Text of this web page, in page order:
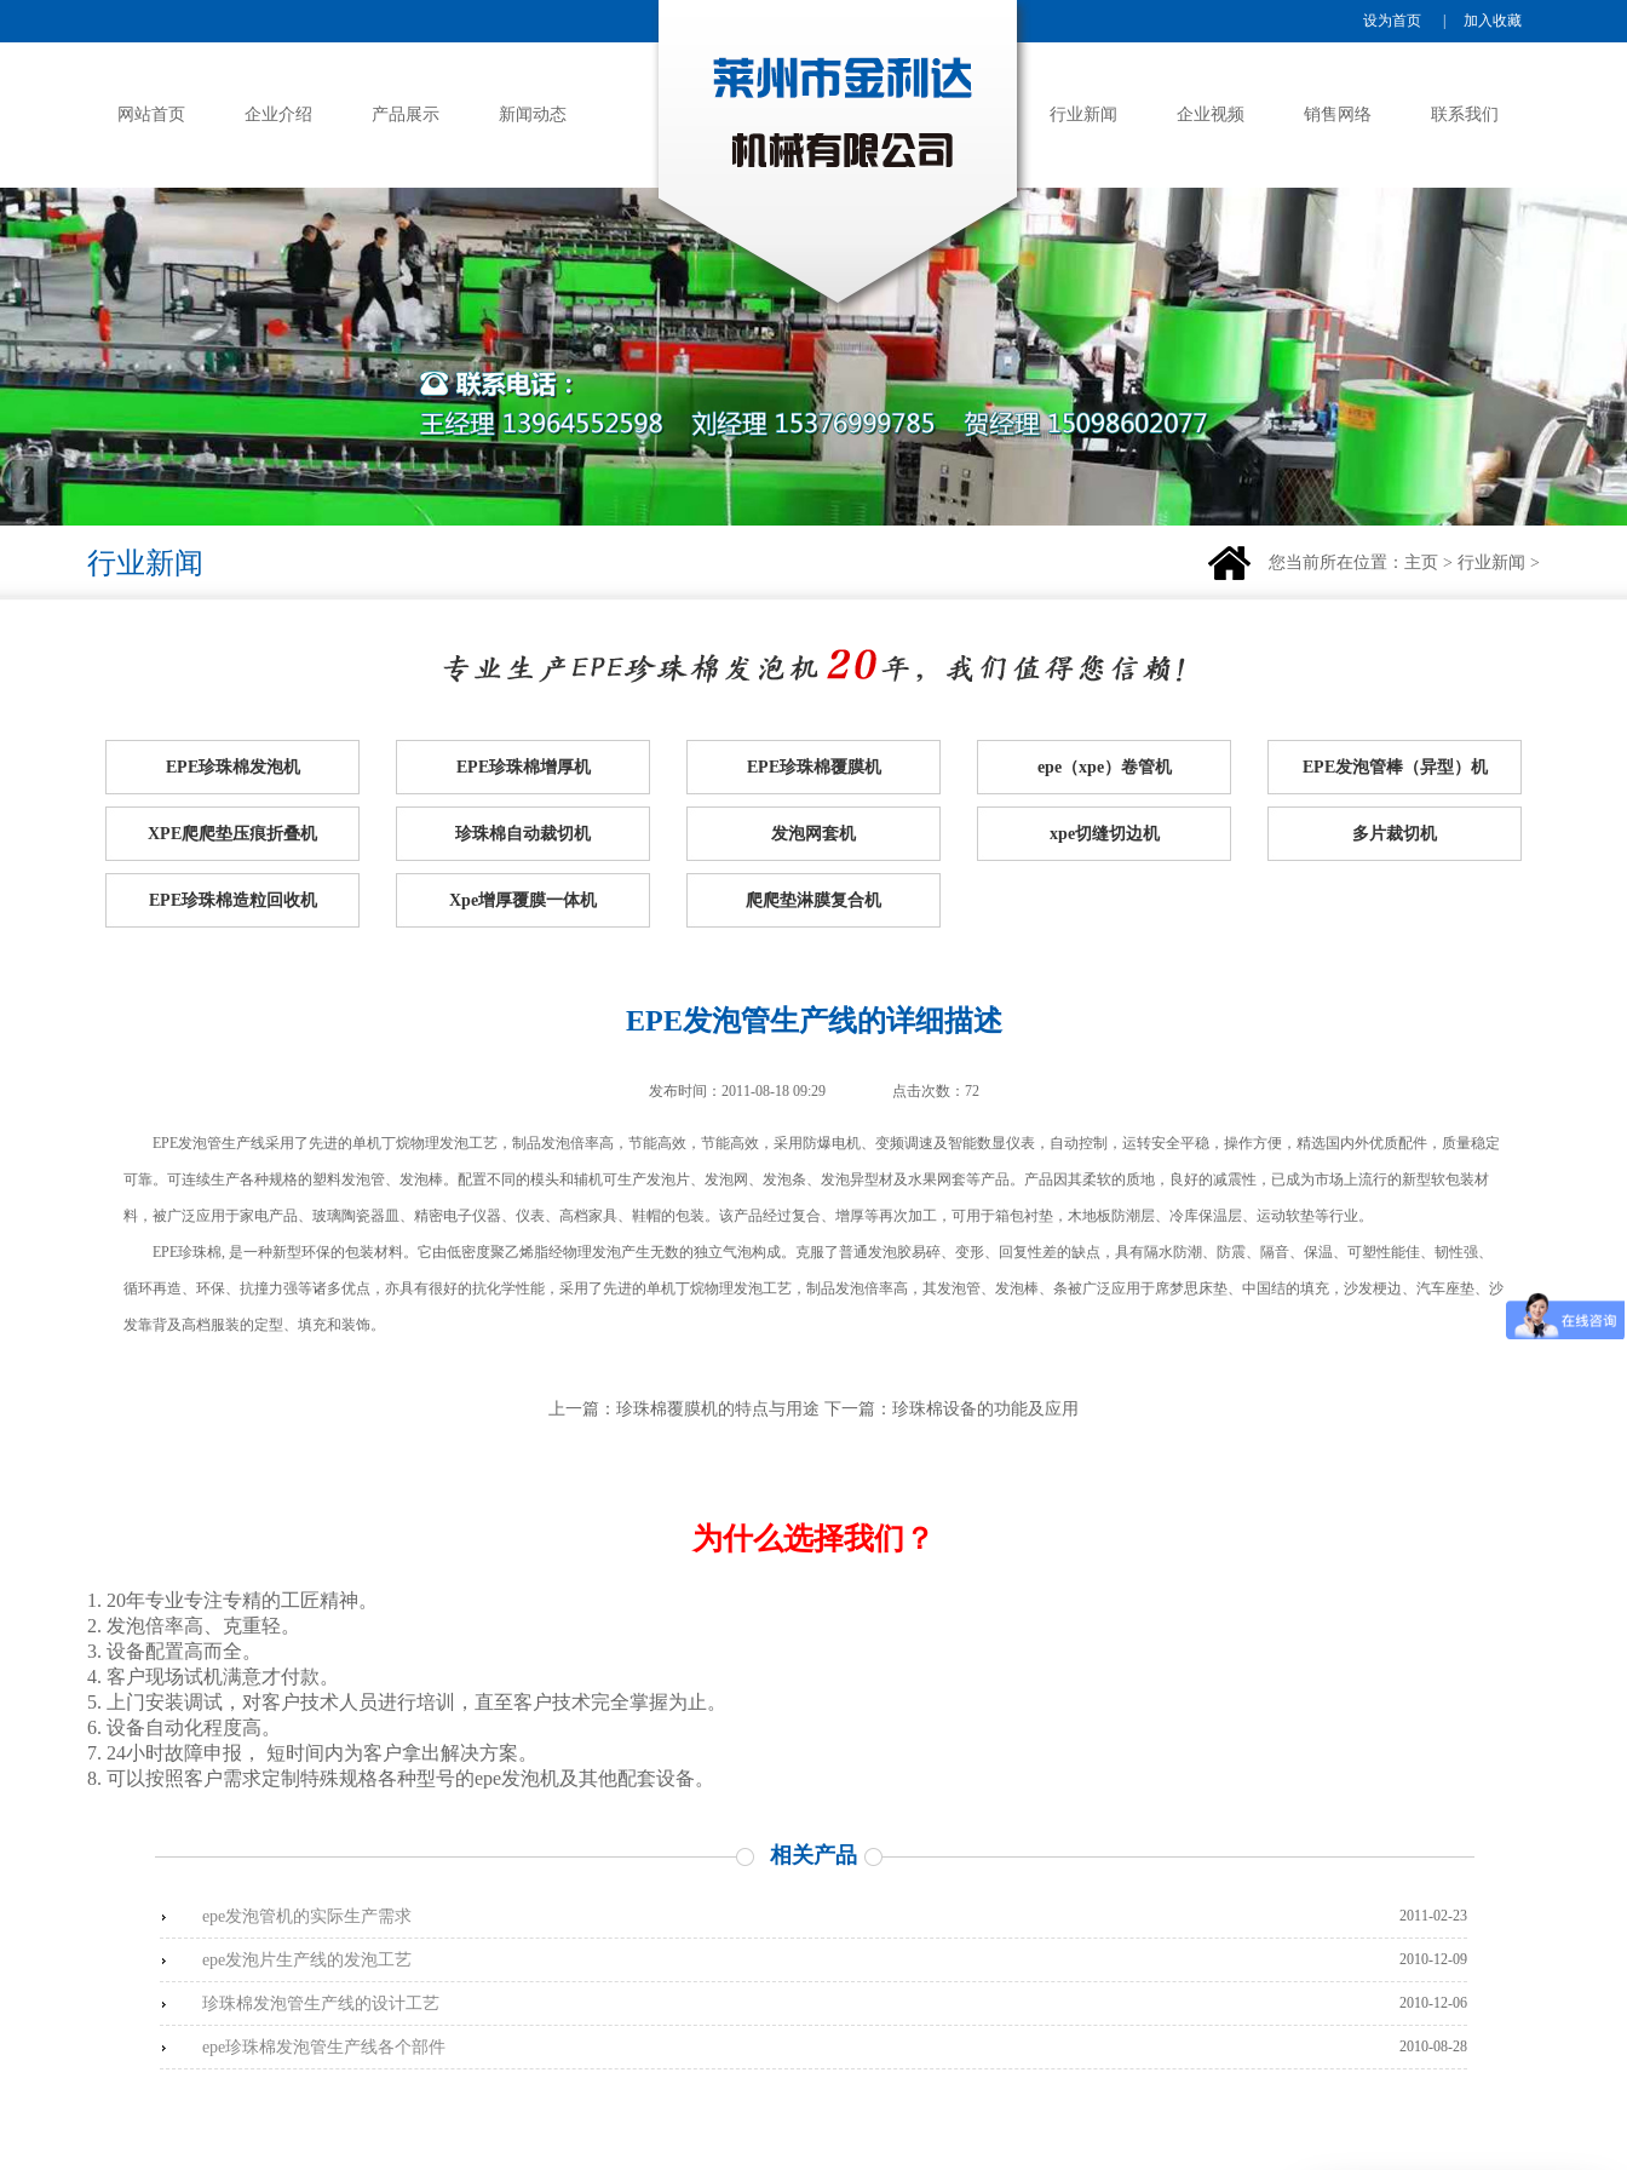
设为首页 加入收藏
网站首页 企业介绍 产品展示 新闻动态 行业新闻 企业视频 销售网络 联系我们
行业新闻 您当前所在位置： 主页 > 行业新闻 >
EPE珍珠棉发泡机 EPE珍珠棉增厚机 EPE珍珠棉覆膜机 epe（xpe）卷管机 EPE发泡管棒（异型）机
XPE爬爬垫压痕折叠机 珍珠棉自动裁切机 发泡网套机 xpe切缝切边机 多片裁切机
EPE珍珠棉造粒回收机 Xpe增厚覆膜一体机 爬爬垫淋膜复合机
EPE发泡管生产线的详细描述
发布时间：2011-08-18 09:29 点击次数：72
EPE发泡管生产线采用了先进的单机丁烷物理发泡工艺，制品发泡倍率高，节能高效，节能高效，采用防爆电机、变频调速及智能数显仪表，自动控制，运转安全平稳，操作方便，精选国内外优质配件，质量稳定
可靠。可连续生产各种规格的塑料发泡管、发泡棒。配置不同的模头和辅机可生产发泡片、发泡网、发泡条、发泡异型材及水果网套等产品。产品因其柔软的质地，良好的减震性，已成为市场上流行的新型软包装材
料，被广泛应用于家电产品、玻璃陶瓷器皿、精密电子仪器、仪表、高档家具、鞋帽的包装。该产品经过复合、增厚等再次加工，可用于箱包衬垫，木地板防潮层、冷库保温层、运动软垫等行业。
EPE珍珠棉, 是一种新型环保的包装材料。它由低密度聚乙烯脂经物理发泡产生无数的独立气泡构成。克服了普通发泡胶易碎、变形、回复性差的缺点，具有隔水防潮、防震、隔音、保温、可塑性能佳、韧性强、
循环再造、环保、抗撞力强等诸多优点，亦具有很好的抗化学性能，采用了先进的单机丁烷物理发泡工艺，制品发泡倍率高，其发泡管、发泡棒、条被广泛应用于席梦思床垫、中国结的填充，沙发梗边、汽车座垫、沙
发靠背及高档服装的定型、填充和装饰。
上一篇： 珍珠棉覆膜机的特点与用途 下一篇： 珍珠棉设备的功能及应用
为什么选择我们？
1. 20年专业专注专精的工匠精神。
2. 发泡倍率高、克重轻。
3. 设备配置高而全。
4. 客户现场试机满意才付款。
5. 上门安装调试，对客户技术人员进行培训，直至客户技术完全掌握为止。
6. 设备自动化程度高。
7. 24小时故障申报， 短时间内为客户拿出解决方案。
8. 可以按照客户需求定制特殊规格各种型号的epe发泡机及其他配套设备。
相关产品
2011-02-23
epe发泡管机的实际生产需求
2010-12-09
epe发泡片生产线的发泡工艺
2010-12-06
珍珠棉发泡管生产线的设计工艺
2010-08-28
epe珍珠棉发泡管生产线各个部件